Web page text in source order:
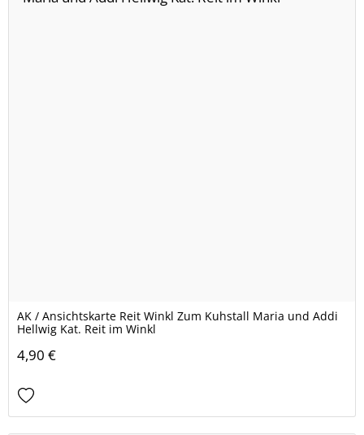
AK / Ansichtskarte Reit Winkl Zum Kuhstall Maria und Addi
Hellwig Kat. Reit im Winkl
4,90 €